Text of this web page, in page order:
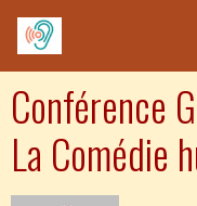
Conférence
La Comédie